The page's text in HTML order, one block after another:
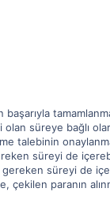
süreye bağlı
talebinin
süreyi de
gereken süreyi de
paranın